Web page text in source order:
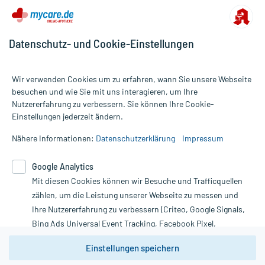
Alle Preise gelten inkl. MwSt., ggf. zzgl. Versandkosten
Informationen auf dieser Website werden ausschließlich für
die Untersuchung und Behandlung durch einen Arzt. Bitte
Therapien eingeleitet werden können. | Diese Webseite benutzt
Google Analytics. Lesen Sie bitte dazu die wichtigen Hinweise in
unserer Datenschutzerklärung. Für den Widerruf einer Bestellung
nutzen Sie das Formular:
Vertrag widerrufen
Datenschutz- und Cookie-Einstellungen
Wir verwenden Cookies um zu erfahren, wann Sie unsere Webseite
besuchen und wie Sie mit uns interagieren, um Ihre
Nutzererfahrung zu verbessern. Sie können Ihre Cookie-
Einstellungen jederzeit ändern.
Nähere Informationen: Datenschutzerklärung Impressum
Google Analytics
Mit diesen Cookies können wir Besuche und Trafficquellen
zählen, um die Leistung unserer Webseite zu messen und
Ihre Nutzererfahrung zu verbessern (Criteo, Google Signals,
Bing Ads Universal Event Tracking, Facebook Pixel,
Youtube-Social Plugin).
Wir weisen darauf hin, dass die
Einstellungen speichern